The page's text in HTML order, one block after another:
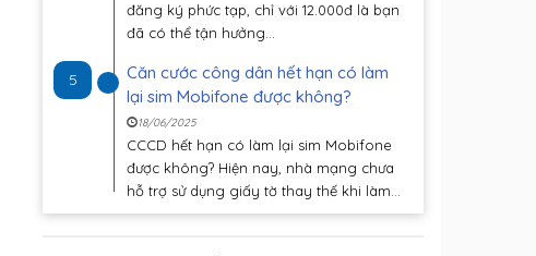
đăng ký phức tạp, chỉ với 12.000đ là bạn
đã có thể tận hưởng...
5
Căn cước công dân hết hạn có làm
lại sim Mobifone được không?
18/06/2025
CCCD hết hạn có làm lại sim Mobifone
được không? Hiện nay, nhà mạng chưa
hỗ trợ sử dụng giấy tờ thay thế khi làm...